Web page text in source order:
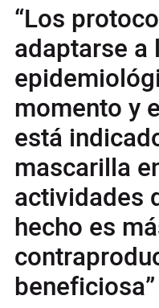
“Los
adaptarse a
momento y
está
mascarilla
actividades
hecho es
beneficiosa”